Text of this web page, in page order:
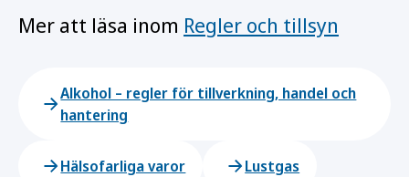
Mer att läsa inom Regler och tillsyn
Alkohol – regler för tillverkning, handel och
hantering
Hälsofarliga varor Lustgas